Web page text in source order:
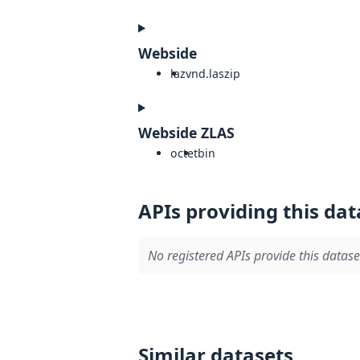
Webside
lazvnd.laszip
Webside ZLAS
octetbin
APIs providing this
No registered APIs provide this
Similar datasets